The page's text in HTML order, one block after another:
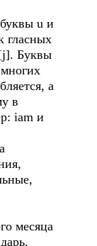
u и
гласных
Буквы
а
в
iam и
месяца